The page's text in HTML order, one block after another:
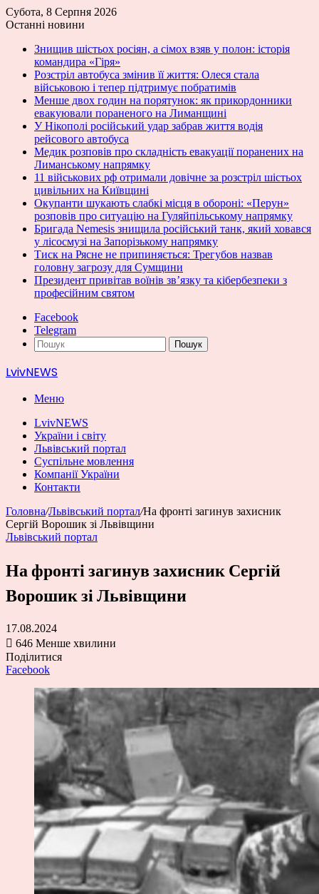
Субота, 8 Серпня 2026
Останні новини
Знищив шістьох росіян, а сімох взяв у полон: історія
командира «Гіря»
Розстріл автобуса змінив її життя: Олеся стала
військовою і тепер підтримує побратимів
Менше двох годин на порятунок: як прикордонники
евакуювали пораненого на Лиманщині
У Нікополі російський удар забрав життя водія
рейсового автобуса
Медик розповів про складність евакуації поранених на
Лиманському напрямку
11 військових рф отримали довічне за розстріл шістьох
цивільних на Київщині
Окупанти шукають слабкі місця в обороні: «Перун»
розповів про ситуацію на Гуляйпільському напрямку
Бригада Nemesis знищила російський танк, який ховався
у лісосмузі на Запорізькому напрямку
Тиск на Рясне не припиняється: Трегубов назвав
головну загрозу для Сумщини
Президент привітав воїнів зв’язку та кібербезпеки з
професійним святом
Facebook
Telegram
Пошук
LvivNEWS
Меню
LvivNEWS
України і світу
Львівський портал
Суспільне мовлення
Компанії України
Контакти
Головна/Львівський портал/На фронті загинув захисник
Сергій Ворошик зі Львівщини
Львівський портал
На фронті загинув захисник Сергій
Ворошик зі Львівщини
17.08.2024
646 Менше хвилини
Поділитися
Facebook